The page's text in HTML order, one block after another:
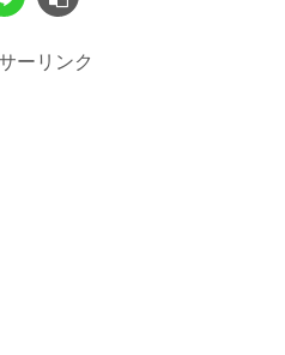
ーリンク